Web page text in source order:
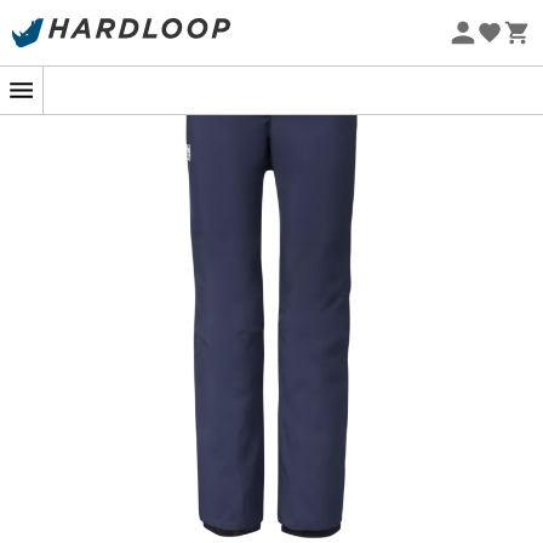
Øko-fremstillet
sving en ren fornøjelse, når du har
Millet skibukser
fremhæve din feminine silhuet
omsluttende ryg, som giver dig en uovertruffen komfort.
Så kan du fokusere fuldt ud på skiløbet uden nogensinde
at blive generet af dit udstyr.
De lange skidage er en fornøjelse takket være deres
tovejs stretch-materiale
. Du nyder en
, hvilket er essentielt for at tage ned
ad pisterne med stil. Og hvis solen beslutter sig for at
titte frem, er ventilationslynlåsene på siderne der for at
køle dig ned på ingen tid. En genial idé, der holder dig
frisk, selv under de mest intense nedkørsler.
Men det er ikke alt! Disse
er fuldstændig
vandtætte, udstyret med integrerede gamacher for at
sige farvel til sne, der trænger ind. Selv den mest dristige
puddersne kan ikke stoppe dig. Så, er du klar til at